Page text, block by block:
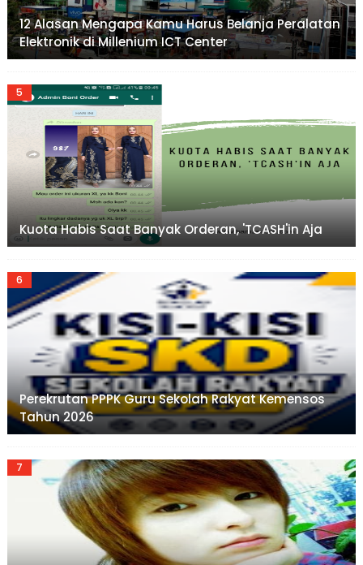
12 Alasan Mengapa Kamu Harus Belanja Peralatan
Elektronik di Millenium ICT Center
Kuota Habis Saat Banyak Orderan, 'TCASH'in Aja
Perekrutan PPPK Guru Sekolah Rakyat Kemensos
Tahun 2026